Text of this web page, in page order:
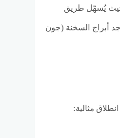
حيث يُسهّل طريق
أبراج السخنة (جون
مثالية: